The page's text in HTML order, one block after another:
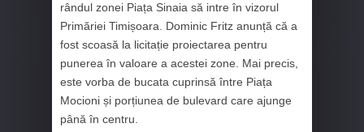
rândul zonei Piața Sinaia să intre în vizorul
Primăriei Timișoara. Dominic Fritz anunță că a
fost scoasă la licitație proiectarea pentru
punerea în valoare a acestei zone. Mai precis,
este vorba de bucata cuprinsă între Piața
Mocioni și porțiunea de bulevard care ajunge
până în centru.